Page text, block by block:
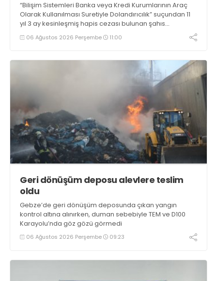
“Bilişim Sistemleri Banka veya Kredi Kurumlarının Araç
Olarak Kullanılması Suretiyle Dolandırıcılık” suçundan 11
yıl 3 ay kesinleşmiş hapis cezası bulunan şahıs
yakalandı
06 Ağustos 2026 Perşembe 11:00
Geri dönüşüm deposu alevlere teslim
oldu
Gebze’de geri dönüşüm deposunda çıkan yangın
kontrol altına alınırken, duman sebebiyle TEM ve D100
Karayolu’nda göz gözü görmedi
06 Ağustos 2026 Perşembe 09:23